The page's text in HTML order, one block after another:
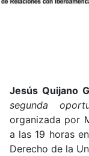
Jesús Quijano
segunda
organizada por
a las 19 horas
Derecho de la